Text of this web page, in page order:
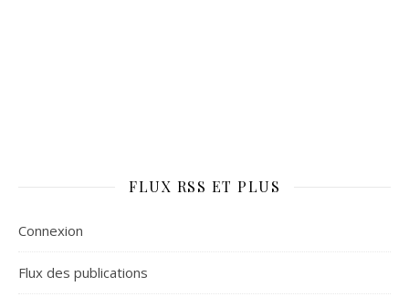
FLUX RSS ET PLUS
Connexion
Flux des publications